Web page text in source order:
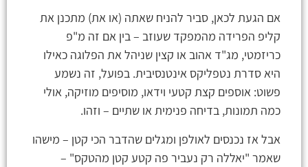
אם הגעת לכאן, סביר להניח שאתה (או את) מתכנן את
קליפ הפרידה מהמפקד שעוזב – בין אם זה מ"פ
כריזמטי, מג"ד אהוב או קצין שניהל את הפלוגה כאילו
היא סדרת נטפליקס אינטנסיבית. בפועל, זה נשמע
פשוט: אוספים קצת קטעי וידאו, מוסיפים מוזיקה, אולי
כמה תמונות, בדיחה פנימית או שתיים – וזהו.
אבל אז נכנסים לאולפן ומגלים שהדבר הכי קטן – מישהו
שאמר "יאללה רק נעביר פה קטע קטן מהטקס" –